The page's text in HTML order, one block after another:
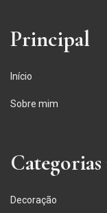
Principal
Início
Sobre mim
Categorias
Decoração